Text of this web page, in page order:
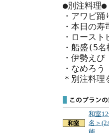
●別注料理●
・アワビ踊
・本日の寿
・ロースト
・船盛(5
・伊勢えび
・なめろう
＊別注料
和室
名＞(2